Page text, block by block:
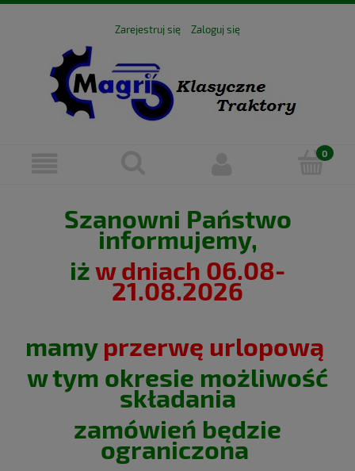
Zarejestruj się Zaloguj się
Szanowni Państwo
informujemy,
iżw dniach 06.08-
21.08.2026
mamy przerwę urlopową
w tym okresie możliwość
składania
zamówień będzie
ograniczona